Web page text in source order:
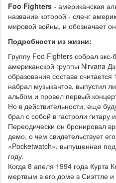
Foo Fighters - американская
название которой - сленг
мировой войны, и обозначает
Подробности из жизни:
Группу Foo Fighters собрал
американской группы Nirvana
образования состава
набрал музыкантов, выпустил
альбом и провел первый
Но в действительности, еще
брал с собой в гастроли гитару
Переодически он бронировал
демо, о чем свидетельствует
«Pocketwatch», выпущенная
году.
Когда 8 апеля 1994 года Курта
мертвым в его доме в Сиэттле